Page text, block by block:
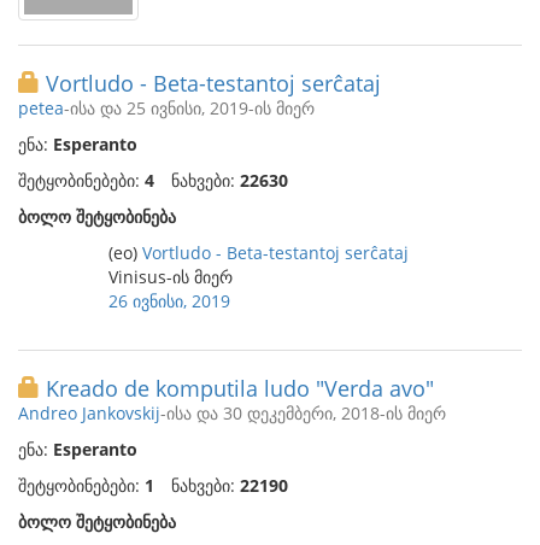
Vortludo - Beta-testantoj serĉataj
petea-ისა და 25 ივნისი, 2019-ის მიერ
ენა: Esperanto
შეტყობინებები: 4 ნახვები: 22630
ბოლო შეტყობინება
(eo) Vortludo - Beta-testantoj serĉataj
Vinisus-ის მიერ
26 ივნისი, 2019
Kreado de komputila ludo "Verda avo"
Andreo Jankovskij-ისა და 30 დეკემბერი, 2018-ის მიერ
ენა: Esperanto
შეტყობინებები: 1 ნახვები: 22190
ბოლო შეტყობინება